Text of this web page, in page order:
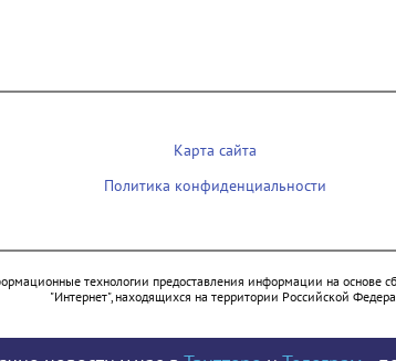
Карта сайта
Политика конфиденциальности
технологии предоставления информации на основе
"Интернет", находящихся на территории Российской